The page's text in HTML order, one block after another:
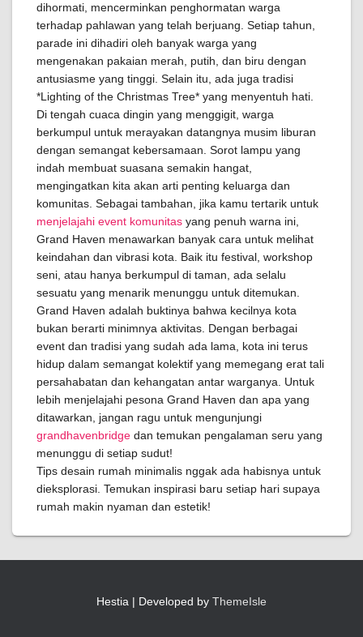
dihormati, mencerminkan penghormatan warga
terhadap pahlawan yang telah berjuang. Setiap tahun,
parade ini dihadiri oleh banyak warga yang
mengenakan pakaian merah, putih, dan biru dengan
antusiasme yang tinggi. Selain itu, ada juga tradisi
*Lighting of the Christmas Tree* yang menyentuh hati.
Di tengah cuaca dingin yang menggigit, warga
berkumpul untuk merayakan datangnya musim liburan
dengan semangat kebersamaan. Sorot lampu yang
indah membuat suasana semakin hangat,
mengingatkan kita akan arti penting keluarga dan
komunitas. Sebagai tambahan, jika kamu tertarik untuk
menjelajahi event komunitas yang penuh warna ini,
Grand Haven menawarkan banyak cara untuk melihat
keindahan dan vibrasi kota. Baik itu festival, workshop
seni, atau hanya berkumpul di taman, ada selalu
sesuatu yang menarik menunggu untuk ditemukan.
Grand Haven adalah buktinya bahwa kecilnya kota
bukan berarti minimnya aktivitas. Dengan berbagai
event dan tradisi yang sudah ada lama, kota ini terus
hidup dalam semangat kolektif yang memegang erat tali
persahabatan dan kehangatan antar warganya. Untuk
lebih menjelajahi pesona Grand Haven dan apa yang
ditawarkan, jangan ragu untuk mengunjungi
grandhavenbridge dan temukan pengalaman seru yang
menunggu di setiap sudut!
Tips desain rumah minimalis nggak ada habisnya untuk
dieksplorasi. Temukan inspirasi baru setiap hari supaya
rumah makin nyaman dan estetik!
Hestia | Developed by ThemeIsle